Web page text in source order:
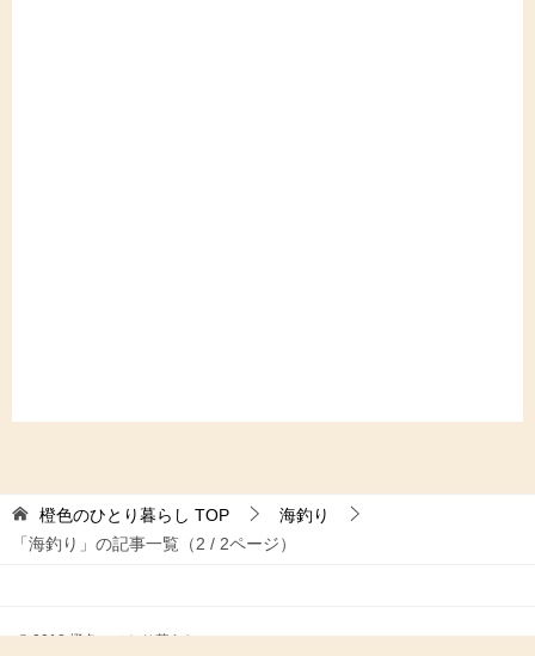
橙色のひとり暮らし TOP
海釣り
「海釣り」の記事一覧（2 / 2ページ）
© 2018 橙色のひとり暮らし